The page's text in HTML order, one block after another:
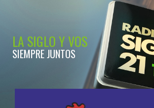
LA SIGLO Y VOS
SIEMPRE JUNTOS